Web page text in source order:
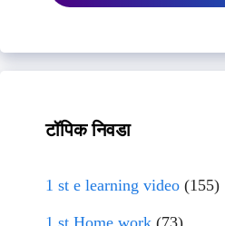
टॉपिक निवडा
1 st e learning video (155)